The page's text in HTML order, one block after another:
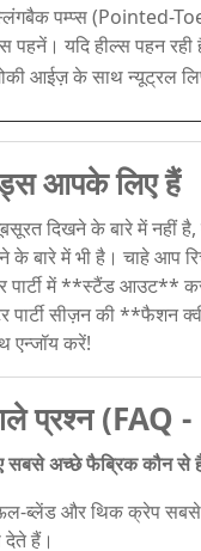
पम्प्स
पहनें। यदि हील्स पहन
आईज़ के साथ न्यूट्रल
आपके लिए हैं
दिखने के बारे में
बारे में भी है। चाहे आप
में **स्टैंड आउट**
सीज़न की **फैशन
एन्जॉय करें!
प्रश्न
सबसे अच्छे फैब्रिक कौन से
ब्लेंड और थिक क्रेप सबसे
हैं।